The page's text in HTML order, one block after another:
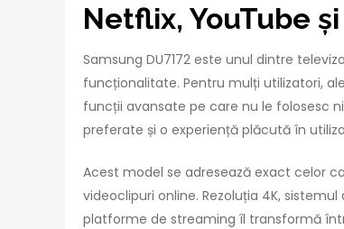
Netflix, YouTube
Samsung DU7172 este unul dintre
funcționalitate. Pentru mulți utilizatori,
funcții avansate pe care nu le folosesc
preferate și o experiență plăcută în
Acest model se adresează exact celor
videoclipuri online. Rezoluția 4K,
platforme de streaming îl transformă